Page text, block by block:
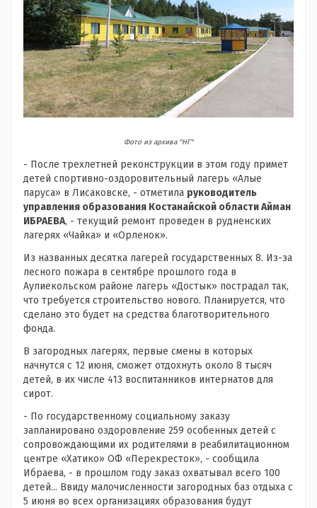
Фото из архива "НГ"
- После трехлетней реконструкции в этом году примет
детей спортивно-оздоровительный лагерь «Алые
паруса» в Лисаковске, - отметила руководитель
управления образования Костанайской области Айман
ИБРАЕВА, - текущий ремонт проведен в рудненских
лагерях «Чайка» и «Орленок».
Из названных десятка лагерей государственных 8. Из-за
лесного пожара в сентябре прошлого года в
Аулиекольском районе лагерь «Достык» пострадал так,
что требуется строительство нового. Планируется, что
сделано это будет на средства благотворительного
фонда.
В загородных лагерях, первые смены в которых
начнутся с 12 июня, сможет отдохнуть около 8 тысяч
детей, в их числе 413 воспитанников интернатов для
сирот.
- По государственному социальному заказу
запланировано оздоровление 259 особенных детей с
сопровождающими их родителями в реабилитационном
центре «Хатико» ОФ «Перекресток», - сообщила
Ибраева, - в прошлом году заказ охватывал всего 100
детей... Ввиду малочисленности загородных баз отдыха с
5 июня во всех организациях образования будут